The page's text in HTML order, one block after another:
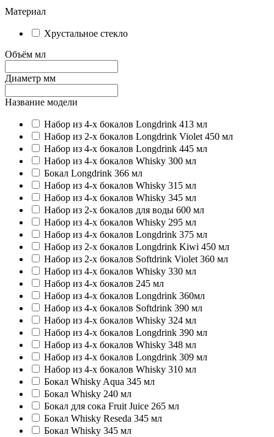
Материал
Хрустальное стекло
Объём мл
Диаметр мм
Название модели
Набор из 4-х бокалов Longdrink 413 мл
Набор из 2-х бокалов Longdrink Violet 450 мл
Набор из 4-х бокалов Longdrink 445 мл
Набор из 4-х бокалов Whisky 300 мл
Бокал Longdrink 366 мл
Набор из 4-х бокалов Whisky 315 мл
Набор из 4-х бокалов Whisky 345 мл
Набор из 2-х бокалов для воды 600 мл
Набор из 4-х бокалов Whisky 295 мл
Набор из 4-х бокалов Longdrink 375 мл
Набор из 2-х бокалов Longdrink Kiwi 450 мл
Набор из 2-х бокалов Softdrink Violet 360 мл
Набор из 4-х бокалов Whisky 330 мл
Набор из 4-х бокалов 245 мл
Набор из 4-х бокалов Longdrink 360мл
Набор из 4-х бокалов Softdrink 390 мл
Набор из 4-х бокалов Whisky 324 мл
Набор из 4-х бокалов Longdrink 390 мл
Набор из 4-х бокалов Whisky 348 мл
Набор из 4-х бокалов Longdrink 309 мл
Набор из 4-х бокалов Whisky 310 мл
Бокал Whisky Aqua 345 мл
Бокал Whisky 240 мл
Бокал для сока Fruit Juice 265 мл
Бокал Whisky Reseda 345 мл
Бокал Whisky 345 мл